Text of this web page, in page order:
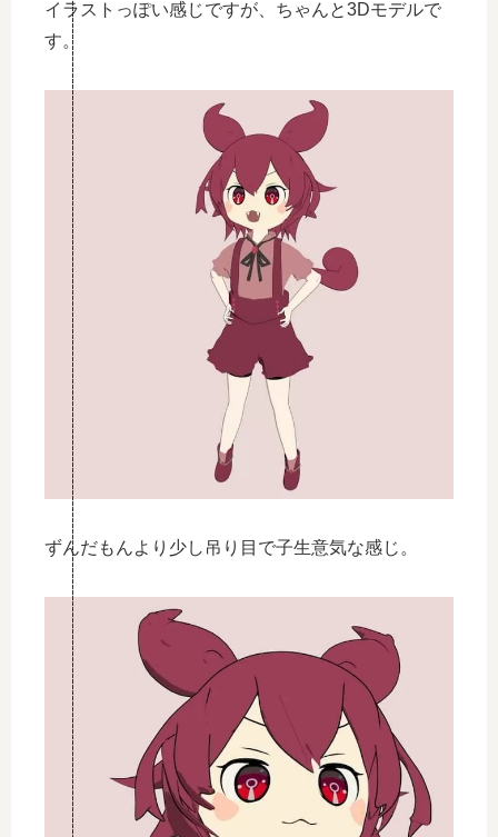
イラストっぽい感じですが、ちゃんと3Dモデルで
す。
ずんだもんより少し吊り目で子生意気な感じ。